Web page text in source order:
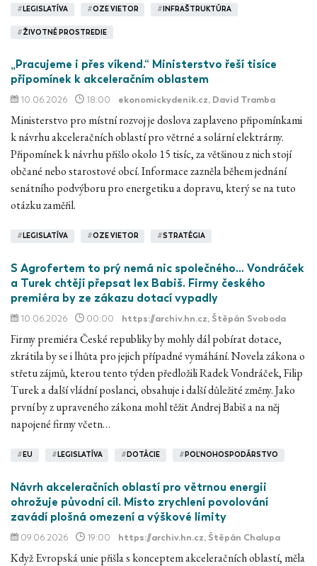
# LEGISLATÍVA #OZE VIETOR # INFRAŠTRUKTÚRA
#ŽIVOTNÉ PROSTREDIE
„Pracujeme i přes víkend.“ Ministerstvo řeší tisíce
připomínek k akceleračním oblastem
10.06.2026 18:00 ekonomickydenik.cz, David Tramba
Ministerstvo pro místní rozvoj je doslova zaplaveno připomínkami
k návrhu akceleračních oblastí pro větrné a solární elektrárny.
Připomínek k návrhu přišlo okolo 15 tisíc, za většinou z nich stojí
občané nebo starostové obcí. Informace zazněla během jednání
senátního podvýboru pro energetiku a dopravu, který se na tuto
otázku zaměřil.
#LEGISLATÍVA #OZE VIETOR #STRATÉGIA
S Agrofertem to prý nemá nic společného... Vondráček
a Turek chtějí přepsat lex Babiš. Firmy českého
premiéra by ze zákazu dotací vypadly
10.06.2026 00:00 https://archiv.hn.cz, Štěpán Svoboda
Firmy premiéra České republiky by mohly dál pobírat dotace,
zkrátila by se i lhůta pro jejich případné vymáhání. Novela zákona o
střetu zájmů, kterou tento týden předložili Radek Vondráček, Filip
Turek a další vládní poslanci, obsahuje i další důležité změny. Jako
první by z upraveného zákona mohl těžit Andrej Babiš a na něj
napojené firmy včetn…
#EU #LEGISLATÍVA #DOTÁCIE #POĽNOHOSPODÁRSTVO
Návrh akceleračních oblastí pro větrnou energii
ohrožuje původní cíl. Místo zrychlení povolování
zavádí plošná omezení a výškové limity
09.06.2026 19:00 https://archiv.hn.cz, Štěpán Chalupa
Když Evropská unie přišla s konceptem akceleračních oblastí, měla